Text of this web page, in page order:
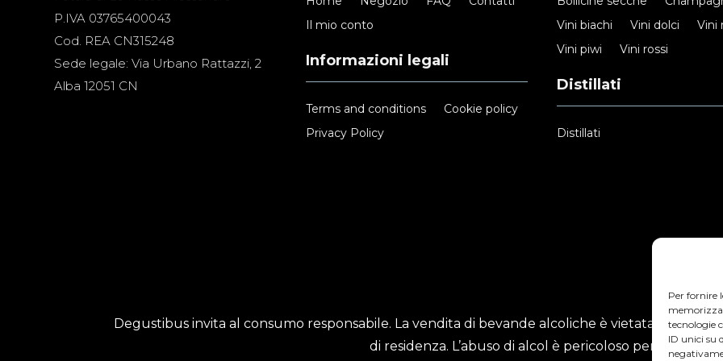
Per fornire
tecnologie
ID unici su
P.IVA 03765400043
Cod. REA CN315248
Sede legale: Via Urbano Rattazzi, 2
Alba 12051 CN
Il mio conto
Informazioni legali
Terms and conditions
Cookie policy
Privacy Policy
Vini biachi
Vini dolci
Vini
Vini piwi
Vini rossi
Distillati
Distillati
Degustibus invita al consumo responsabile. La vendita di bevande alcoliche è vietata ai minori
di residenza. L’abuso di alcol è pericoloso per la salute.